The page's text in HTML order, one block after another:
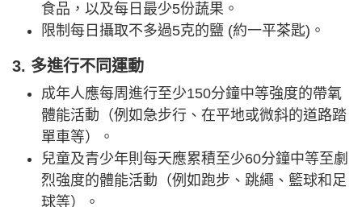
食品，以及每日最少5份蔬果。
限制每日攝取不多過5克的鹽 (約一平茶匙)。
3. 多進行不同運動
成年人應每周進行至少150分鐘中等強度的帶氧
體能活動（例如急步行、在平地或微斜的道路踏
單車等）。
兒童及青少年則每天應累積至少60分鐘中等至劇
烈強度的體能活動（例如跑步、跳繩、籃球和足
球等）。